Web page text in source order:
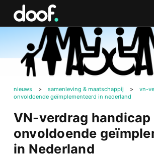
nieuws > samenleving & maatschappij >
vn-
onvoldoende geïmplementeerd in nederland
VN-verdrag handicap
onvoldoende
in Nederland
Doof.nl